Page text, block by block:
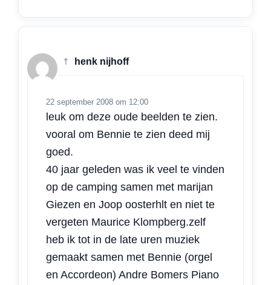
† henk nijhoff
22 september 2008 om 12:00
leuk om deze oude beelden te zien.
vooral om Bennie te zien deed mij
goed.
40 jaar geleden was ik veel te vinden
op de camping samen met marijan
Giezen en Joop oosterhlt en niet te
vergeten Maurice Klompberg.zelf
heb ik tot in de late uren muziek
gemaakt samen met Bennie (orgel
en Accordeon) Andre Bomers Piano